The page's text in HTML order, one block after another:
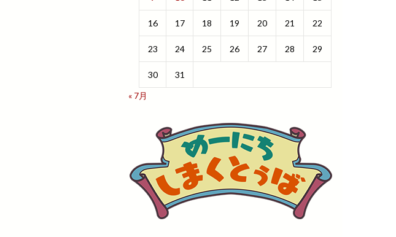
16 17 18 19 20 21 22
23 24 25 26 27 28 29
30
31
« 7月